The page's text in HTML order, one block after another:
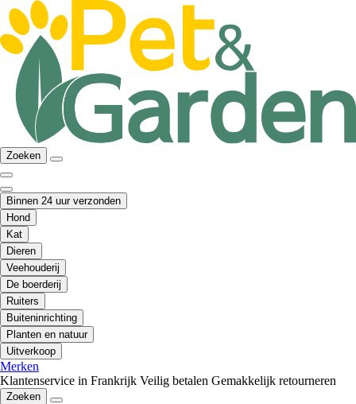
Zoeken
Binnen 24 uur verzonden
Hond
Kat
Dieren
Veehouderij
De boerderij
Ruiters
Buiteninrichting
Planten en natuur
Uitverkoop
Merken
Klantenservice in Frankrijk Veilig betalen Gemakkelijk retourneren
Zoeken